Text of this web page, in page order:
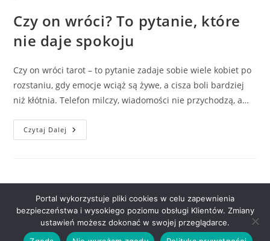
Czy on wróci? To pytanie, które
nie daje spokoju
Czy on wróci tarot – to pytanie zadaje sobie wiele kobiet po
rozstaniu, gdy emocje wciąż są żywe, a cisza boli bardziej
niż kłótnia. Telefon milczy, wiadomości nie przychodzą, a…
Czytaj Dalej Czy
On
Spokoju
Polityka prywatności
Portal wykorzystuje pliki cookies w celu zapewnienia
bezpieczeństwa i wysokiego poziomu obsługi Klientów. Zmiany
ustawień możesz dokonać w swojej przeglądarce.